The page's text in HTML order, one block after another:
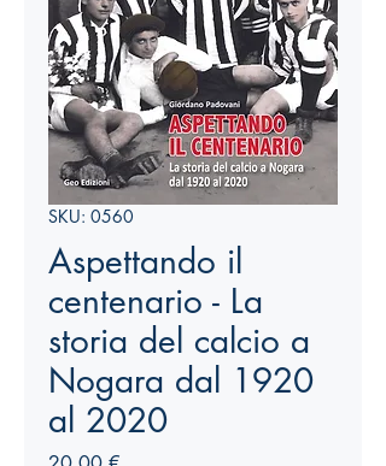
SKU: 0560
Aspettando il
centenario - La
storia del calcio a
Nogara dal 1920
al 2020